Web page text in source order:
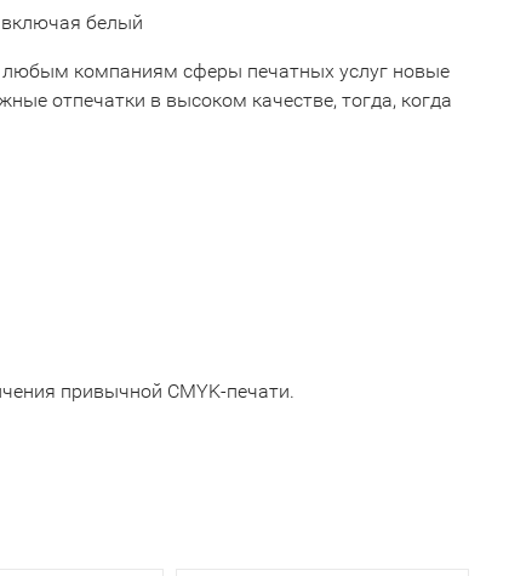
включая белый
любым компаниям сферы печатных услуг новые
отпечатки в высоком качестве, тогда, когда
привычной CMYK-печати.